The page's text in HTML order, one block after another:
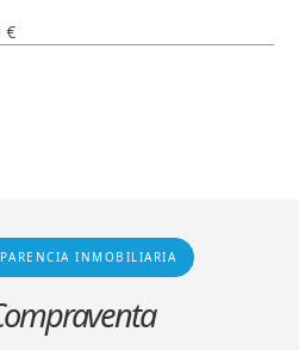
€
INMOBILIARIA